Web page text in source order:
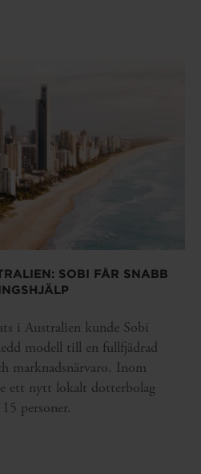
SOBI FÅR SNABB
i Australien kunde Sobi
modell till en fullfjädrad
marknadsnärvaro. Inom
ett nytt lokalt dotterbolag
personer.